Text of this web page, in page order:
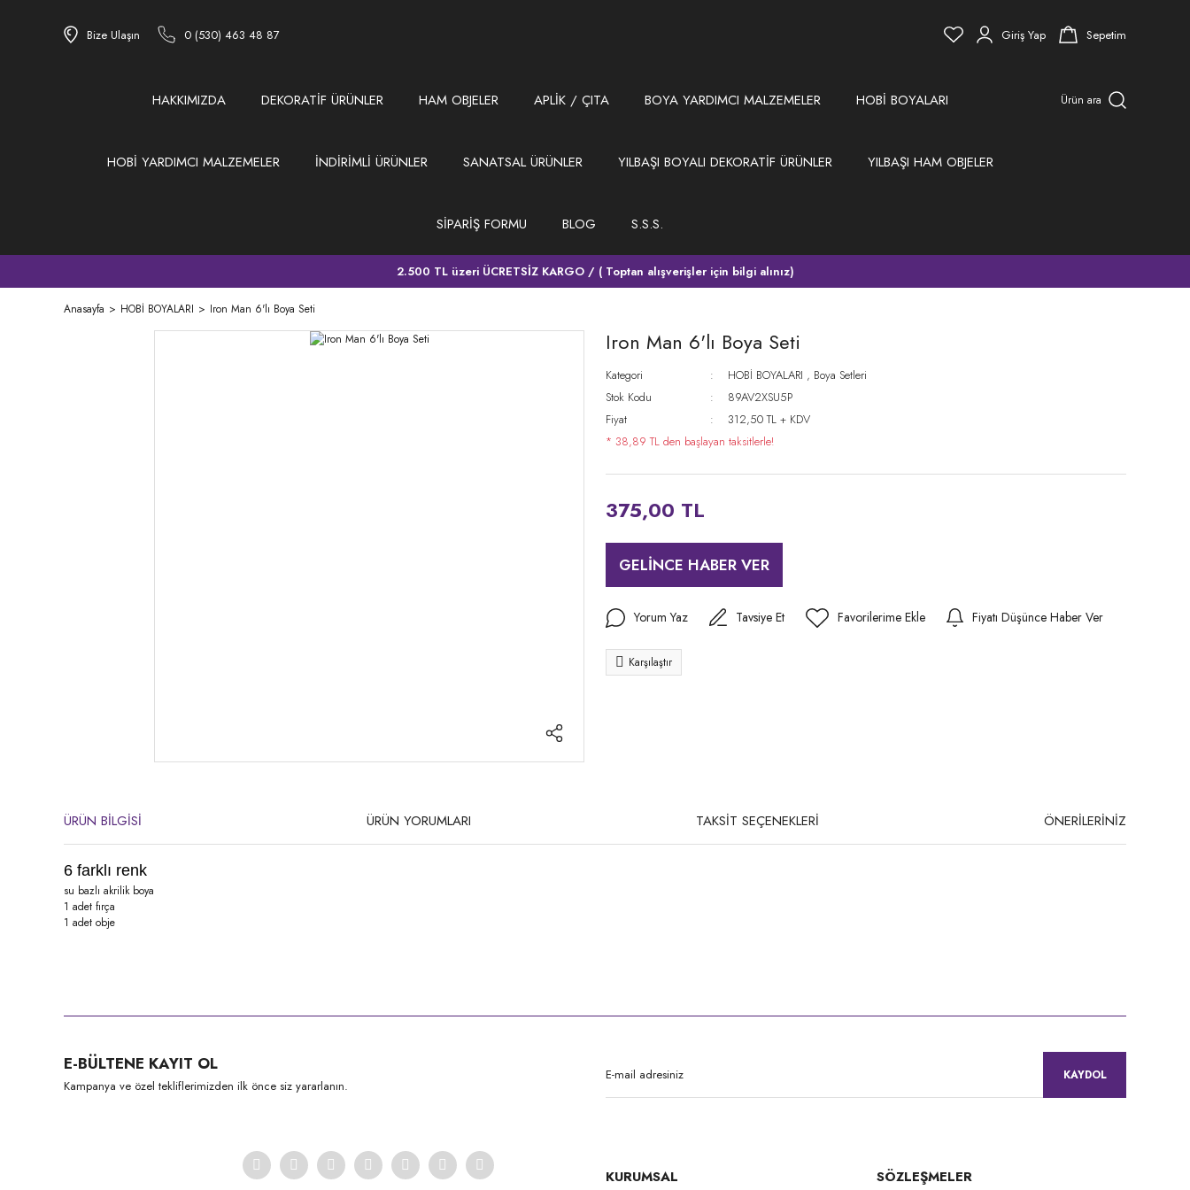
Bize Ulaşın 0 (530) 463 48 87 Giriş Yap Sepetim
HAKKIMIZDA DEKORATİF ÜRÜNLER HAM OBJELER APLİK / ÇITA BOYA YARDIMCI MALZEMELER HOBİ BOYALARI
HOBİ YARDIMCI MALZEMELER İNDİRİMLİ ÜRÜNLER SANATSAL ÜRÜNLER YILBAŞI BOYALI DEKORATİF ÜRÜNLER YILBAŞI HAM OBJELER
SİPARİŞ FORMU BLOG S.S.S.
Ürün ara
2.500 TL üzeri ÜCRETSİZ KARGO / ( Toptan alışverişler için bilgi alınız)
Anasayfa HOBİ BOYALARI Iron Man 6'lı Boya Seti
Iron Man 6'lı Boya Seti
Kategori HOBİ BOYALARI , Boya Setleri
Stok Kodu
89AV2XSU5P
Fiyat
312,50 TL + KDV
* 38,89 TL den başlayan taksitlerle!
375,00 TL
GELİNCE HABER VER
Yorum Yaz Tavsiye Et Fiyatı Düşünce Haber Ver
Karşılaştır
ÜRÜN BİLGİSİ ÜRÜN YORUMLARI TAKSİT SEÇENEKLERİ ÖNERİLERİNİZ
6 farklı renk
su bazlı akrilik boya
1 adet fırça
1 adet obje
Ürün açıklamasında eksik bilgiler bulunuyor.
Ürün bilgilerinde hatalar bulunuyor.
E-BÜLTENE KAYIT OL
Kampanya ve özel tekliflerimizden ilk önce siz yararlanın.
KAYDOL
KURUMSAL SÖZLEŞMELER